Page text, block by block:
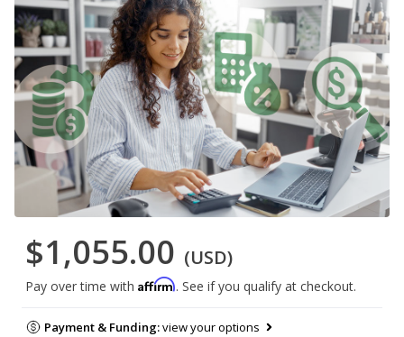
$1,055.00 (USD)
Pay over time with Affirm. See if you qualify at checkout.
Payment & Funding:view your options